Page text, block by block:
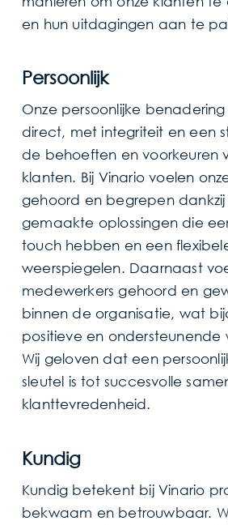
en hun uitdagingen aan te
Persoonlijk
Onze persoonlijke
direct, met integriteit en een
de behoeften en voorkeuren
klanten. Bij Vinario voelen
gehoord en begrepen
gemaakte oplossingen die
touch hebben en een
weerspiegelen. Daarnaast
medewerkers gehoord en
binnen de organisatie, wat
positieve en ondersteunende
Wij geloven dat een
sleutel is tot succesvolle
klanttevredenheid.
Kundig
Kundig betekent bij Vinario
bekwaam en betrouwbaar.